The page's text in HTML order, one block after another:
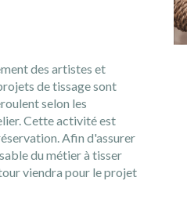
des artistes et
de tissage sont
selon les
Cette activité est
Afin d'assurer
du métier à tisser
viendra pour le projet